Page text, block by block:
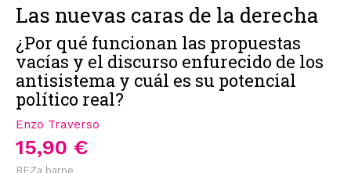
Las nuevas caras de la derecha
¿Por qué funcionan las propuestas
vacías y el discurso enfurecido de los
antisistema y cuál es su potencial
político real?
Enzo Traverso
15,90 €
BEZa barne